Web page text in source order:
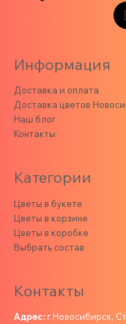
Информация
Доставка и оплата
Доставка цветов
Наш блог
Контакты
Категории
Цветы в букете
Цветы в корзине
Цветы в коробке
Выбрать состав
Контакты
Адрес: г.Новосибирск,